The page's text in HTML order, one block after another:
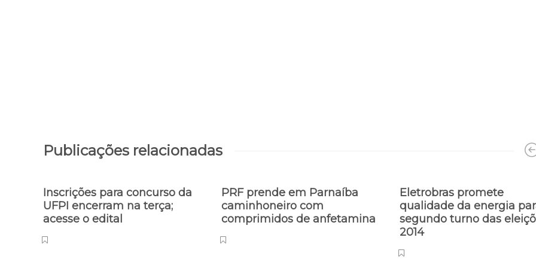
Publicações relacionadas
Inscrições para concurso da
UFPI encerram na terça;
acesse o edital
PRF prende em Parnaíba
caminhoneiro com
comprimidos de anfetamina
Eletrobras promete
qualidade da energia
segundo turno das
2014